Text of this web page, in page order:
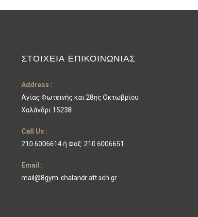
ΣΤΟΙΧΕΊΑ ΕΠΙΚΟΙΝΩΝΊΑΣ
Address :
Αγίας Φωτεινής και 28ης Οκτωβρίου
Χαλάνδρι 15238
Call Us :
210 6006614 ή Φαξ: 210 6006651
Email :
mail@8gym-chalandr.att.sch.gr